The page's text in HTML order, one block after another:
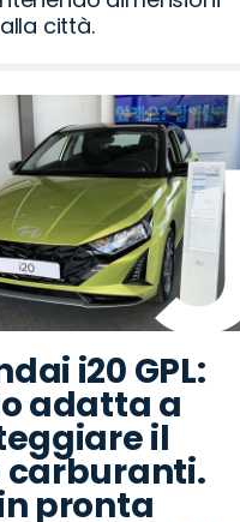
città.
i20 GPL:
adatta a
il
carburanti.
pronta